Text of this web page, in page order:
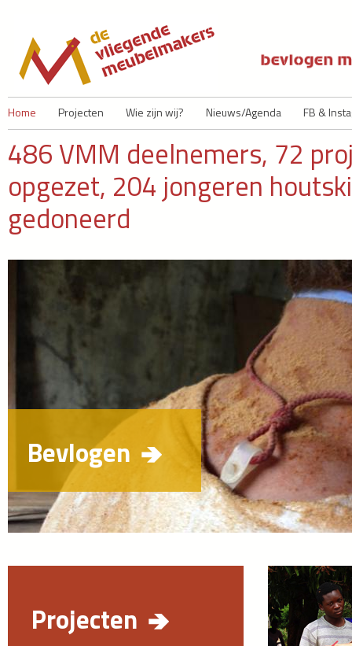
Home Projecten Wie zijn wij? Nieuws/Agenda FB &
486 VMM deelnemers, 72
opgezet, 204 jongeren
gedoneerd
Bevlogen
Projecten